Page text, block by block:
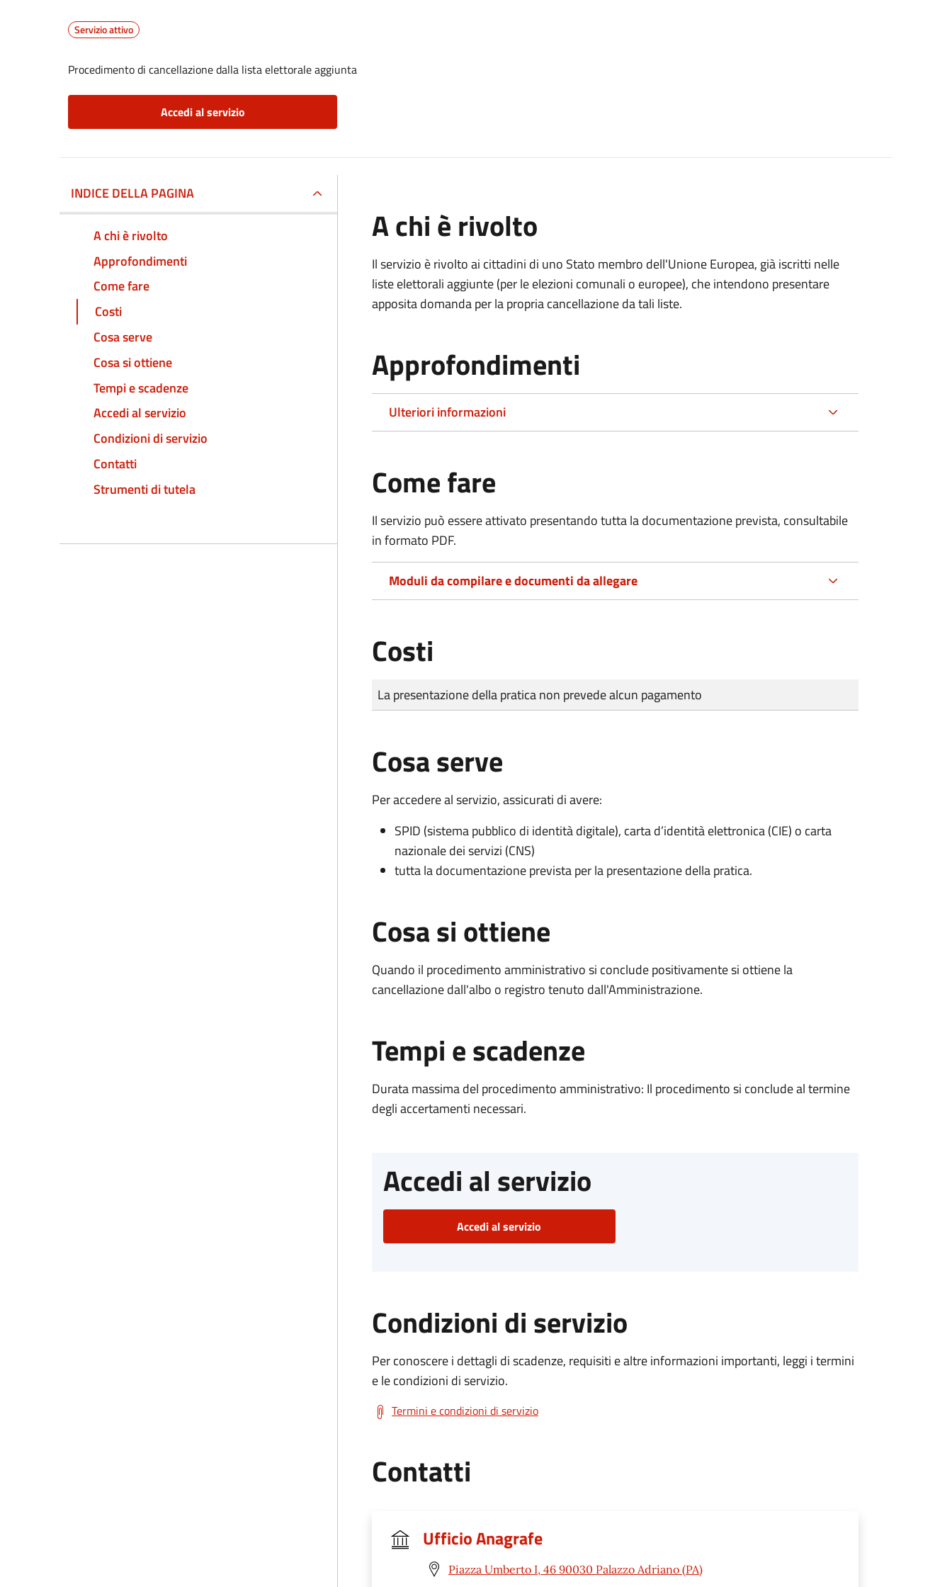
Servizio attivo
Procedimento di cancellazione dalla lista elettorale aggiunta
Accedi al servizio
INDICE DELLA PAGINA
A chi è rivolto
Approfondimenti
Come fare
Costi
Cosa serve
Cosa si ottiene
Tempi e scadenze
Accedi al servizio
Condizioni di servizio
Contatti
Strumenti di tutela
A chi è rivolto
Il servizio è rivolto ai cittadini di uno Stato membro dell'Unione Europea, già iscritti nelle
liste elettorali aggiunte (per le elezioni comunali o europee), che intendono presentare
apposita domanda per la propria cancellazione da tali liste.
Approfondimenti
Ulteriori informazioni
Come fare
Il servizio può essere attivato presentando tutta la documentazione prevista, consultabile
in formato PDF.
Moduli da compilare e documenti da allegare
Costi
Tipo di pagamento
Importo
La presentazione della pratica non prevede alcun pagamento
Cosa serve
Per accedere al servizio, assicurati di avere:
SPID (sistema pubblico di identità digitale), carta d’identità elettronica (CIE) o carta
nazionale dei servizi (CNS)
tutta la documentazione prevista per la presentazione della pratica.
Cosa si ottiene
Quando il procedimento amministrativo si conclude positivamente si ottiene la
cancellazione dall'albo o registro tenuto dall'Amministrazione.
Tempi e scadenze
Durata massima del procedimento amministrativo: Il procedimento si conclude al termine
degli accertamenti necessari.
Accedi al servizio
Accedi al servizio
Condizioni di servizio
Per conoscere i dettagli di scadenze, requisiti e altre informazioni importanti, leggi i termini
e le condizioni di servizio.
Termini e condizioni di servizio
Contatti
Ufficio Anagrafe
Piazza Umberto I, 46 90030 Palazzo Adriano (PA)